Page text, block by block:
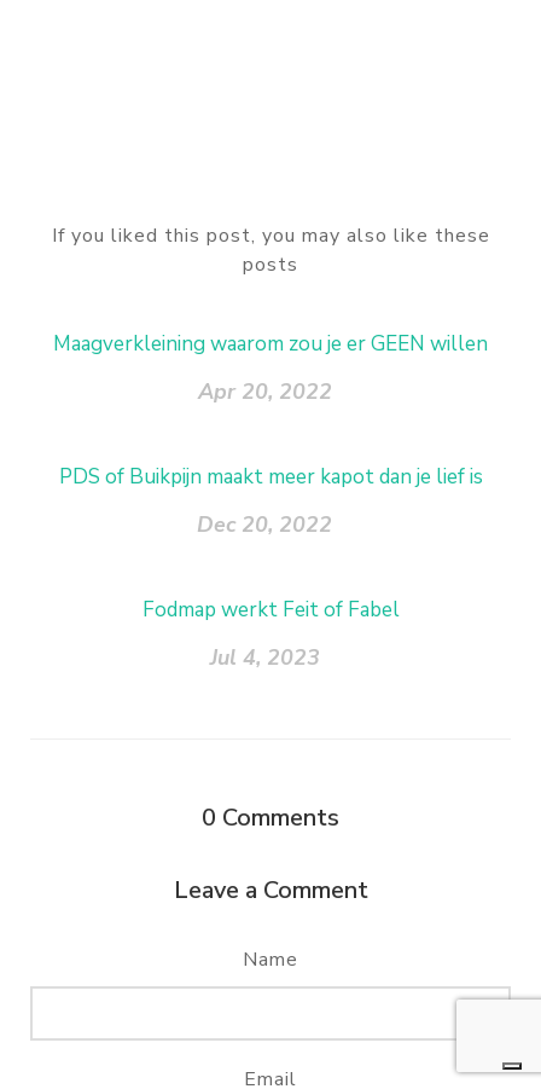
If you liked this post, you may also like these
posts
Maagverkleining waarom zou je er GEEN willen
Apr 20, 2022
PDS of Buikpijn maakt meer kapot dan je lief is
Dec 20, 2022
Fodmap werkt Feit of Fabel
Jul 4, 2023
0 Comments
Leave a Comment
Name
Email